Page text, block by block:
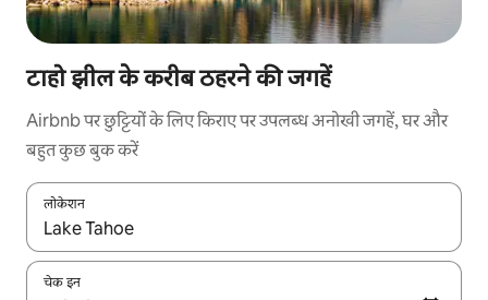
टाहो झील के करीब ठहरने की जगहें
Airbnb पर छुट्टियों के लिए किराए पर उपलब्ध अनोखी जगहें, घर और
बहुत कुछ बुक करें
लोकेशन
नतीजों के उपलब्ध होने पर, अप और डाउन 'ऐरो की' का इस्तेमाल करके नेविगेट
चेक इन